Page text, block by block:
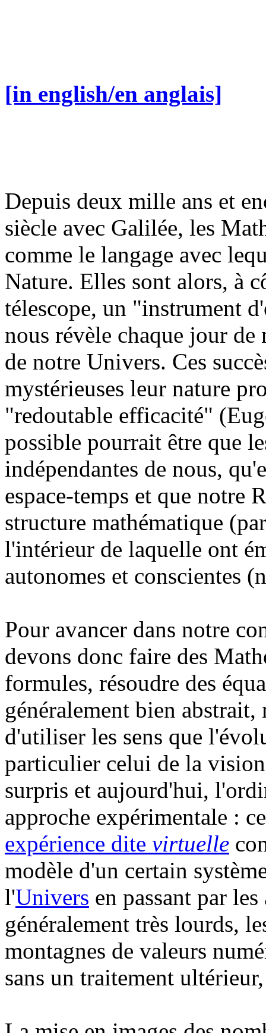
[in english/en anglais]
Depuis deux mille ans et
siècle avec Galilée, les
comme le langage avec
Nature. Elles sont alors, à
télescope, un "instrument
nous révèle chaque jour de
de notre Univers. Ces
mystérieuses leur nature
"redoutable efficacité"
possible pourrait être que
indépendantes de nous,
espace-temps et que notre
structure mathématique
l'intérieur de laquelle ont
autonomes et conscientes
Pour avancer dans notre
devons donc faire des
formules, résoudre des
généralement bien
d'utiliser les sens que
particulier celui de la
surpris et aujourd'hui,
approche expérimentale :
expérience dite virtuelle
modèle d'un certain
l'Univers en passant par
généralement très lourds,
montagnes de valeurs
sans un traitement